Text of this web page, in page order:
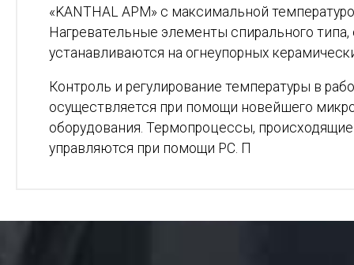
«KANTHAL AРМ» с максимальной
Нагревательные элементы спирального
устанавливаются на огнеупорных
Контроль и регулирование температуры в
осуществляется при помощи новейшего
оборудования. Термопроцессы,
управляются при помощи РС. П